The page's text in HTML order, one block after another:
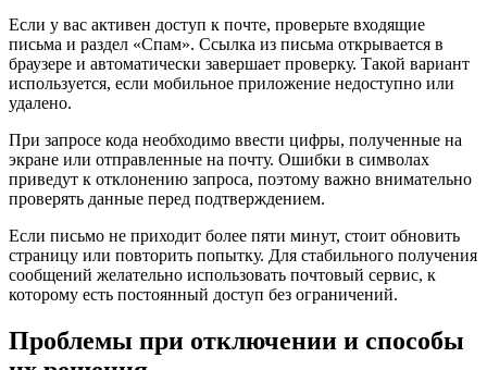
Если у вас активен доступ к почте, проверьте входящие
письма и раздел «Спам». Ссылка из письма открывается в
браузере и автоматически завершает проверку. Такой вариант
используется, если мобильное приложение недоступно или
удалено.
При запросе кода необходимо ввести цифры, полученные на
экране или отправленные на почту. Ошибки в символах
приведут к отклонению запроса, поэтому важно внимательно
проверять данные перед подтверждением.
Если письмо не приходит более пяти минут, стоит обновить
страницу или повторить попытку. Для стабильного получения
сообщений желательно использовать почтовый сервис, к
которому есть постоянный доступ без ограничений.
Проблемы при отключении и способы